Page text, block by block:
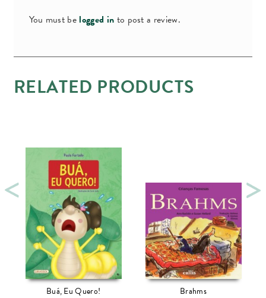
You must be logged in to post a review.
RELATED PRODUCTS
Buá, Eu Quero! Brahms